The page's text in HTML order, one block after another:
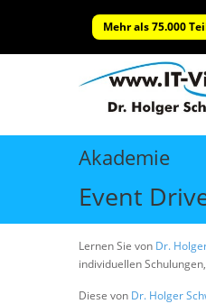
Mehr als 75.000
Akademie
Event
Lernen Sie von Dr.
individuellen
Diese von Dr. Holger